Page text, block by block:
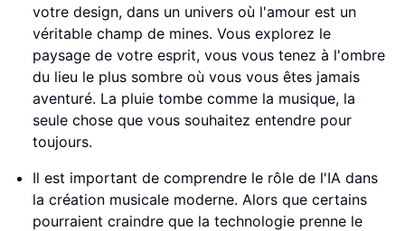
votre design, dans un univers où l'amour est un
véritable champ de mines. Vous explorez le
paysage de votre esprit, vous vous tenez à l'ombre
du lieu le plus sombre où vous vous êtes jamais
aventuré. La pluie tombe comme la musique, la
seule chose que vous souhaitez entendre pour
toujours.
Il est important de comprendre le rôle de l'IA dans
la création musicale moderne. Alors que certains
pourraient craindre que la technologie prenne le